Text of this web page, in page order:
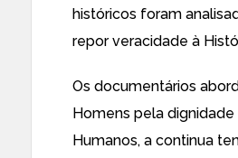
históricos foram
repor veracidade à
Os documentários
Homens pela
Humanos, a continua